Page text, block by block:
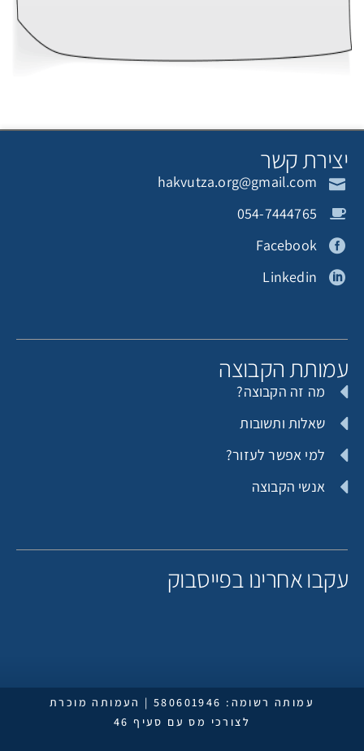
קשר
hakvutza.org@gmail.com
054-7444765
Facebook
Linkedin
הקבוצה
מה זה הקבוצה?
שאלות ותשובות
למי אפשר לעזור?
אנשי הקבוצה
אחרינו בפייסבוק
עמותה רשומה: 580601946 | העמותה מוכרת
לצורכי מס עם סעיף 46